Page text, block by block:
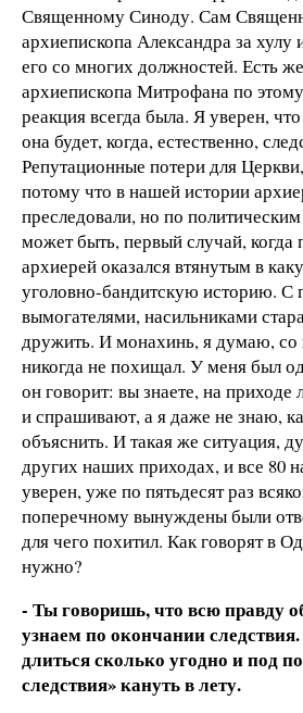
Священному Синоду. Сам
архиепископа Александра за хулу
его со многих должностей. Есть
архиепископа Митрофана по
реакция всегда была. Я уверен,
она будет, когда, естественно,
Репутационные потери для
потому что в нашей истории
преследовали, но по
может быть, первый случай, когда
архиерей оказался втянутым в
уголовно-бандитскую историю. С
вымогателями, насильниками
дружить. И монахинь, я думаю, со
никогда не похищал. У меня был
он говорит: вы знаете, на приходе
и спрашивают, а я даже не знаю,
объяснить. И такая же ситуация,
других наших приходах, и все 80
уверен, уже по пятьдесят раз
поперечному вынуждены были
для чего похитил. Как говорят в
нужно?
- Ты говоришь, что всю правду
узнаем по окончании
длиться сколько угодно и под
следствия» кануть в лету.